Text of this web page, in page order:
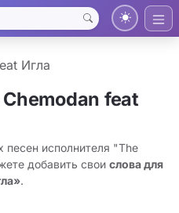
Игла
feat
песен исполнителя "The
добавить свои слова для
.